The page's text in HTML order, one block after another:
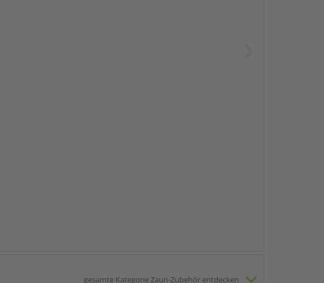
gesamte Kategorie Zaun-Zubehör entdecken